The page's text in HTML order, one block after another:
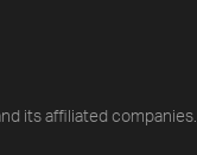
its affiliated